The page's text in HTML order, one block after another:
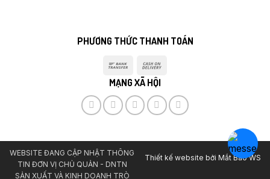
PHƯƠNG THỨC THANH TOÁN
Bank
Transfer
Delivery
MẠNG XÃ HỘI
Thiết kế website bởi Mắt Bão WS
WEBSITE ĐANG CẬP NHẬT THÔNG
TIN ĐƠN VỊ CHỦ QUẢN - DNTN
SẢN XUẤT VÀ KINH DOANH TRÒ